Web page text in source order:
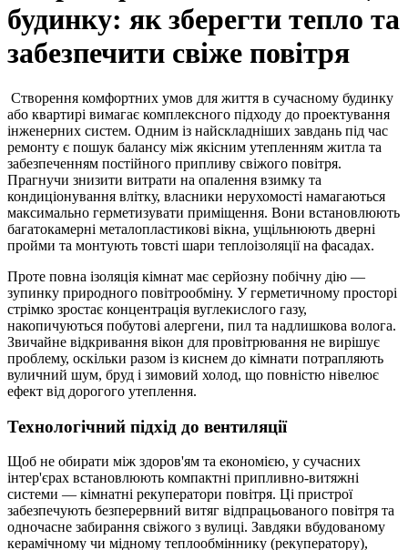
будинку: як зберегти тепло та
забезпечити свіже повітря
Створення комфортних умов для життя в сучасному будинку
або квартирі вимагає комплексного підходу до проектування
інженерних систем. Одним із найскладніших завдань під час
ремонту є пошук балансу між якісним утепленням житла та
забезпеченням постійного припливу свіжого повітря.
Прагнучи знизити витрати на опалення взимку та
кондиціонування влітку, власники нерухомості намагаються
максимально герметизувати приміщення. Вони встановлюють
багатокамерні металопластикові вікна, ущільнюють дверні
пройми та монтують товсті шари теплоізоляції на фасадах.
Проте повна ізоляція кімнат має серйозну побічну дію —
зупинку природного повітрообміну. У герметичному просторі
стрімко зростає концентрація вуглекислого газу,
накопичуються побутові алергени, пил та надлишкова волога.
Звичайне відкривання вікон для провітрювання не вирішує
проблему, оскільки разом із киснем до кімнати потрапляють
вуличний шум, бруд і зимовий холод, що повністю нівелює
ефект від дорогого утеплення.
Технологічний підхід до вентиляції
Щоб не обирати між здоров'ям та економією, у сучасних
інтер'єрах встановлюють компактні припливно-витяжні
системи — кімнатні рекуператори повітря. Ці пристрої
забезпечують безперервний витяг відпрацьованого повітря та
одночасне забирання свіжого з вулиці. Завдяки вбудованому
керамічному чи мідному теплообміннику (рекуператору),